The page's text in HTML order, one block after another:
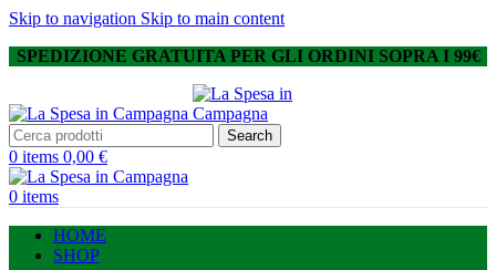
Skip to navigation Skip to main content
SPEDIZIONE GRATUITA PER GLI ORDINI SOPRA I 99€
Search
0 items 0,00 €
0 items
HOME
SHOP